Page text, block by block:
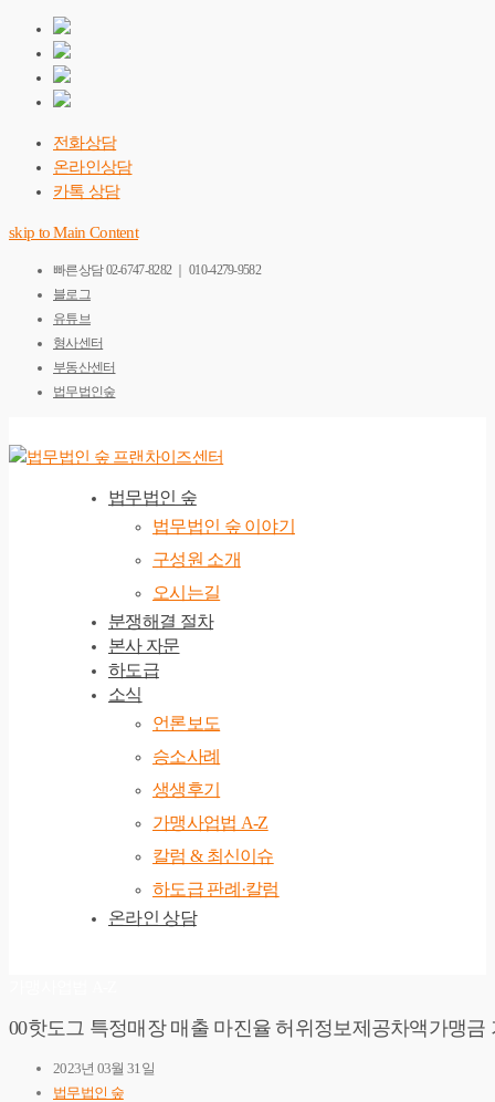
전화상담
온라인상담
카톡 상담
skip to Main Content
빠른상담02-6747-8282 ｜ 010-4279-9582
블로그
유튜브
형사센터
부동산센터
법무법인숲
법무법인 숲
법무법인 숲 이야기
구성원 소개
오시는길
분쟁해결 절차
본사 자문
하도급
소식
언론보도
승소사례
생생후기
가맹사업법 A-Z
칼럼 & 최신이슈
하도급 판례·칼럼
온라인 상담
00핫도그 특정매장 매출 마진율 허위정보제공차액가맹
2023년 03월 31일
법무법인 숲